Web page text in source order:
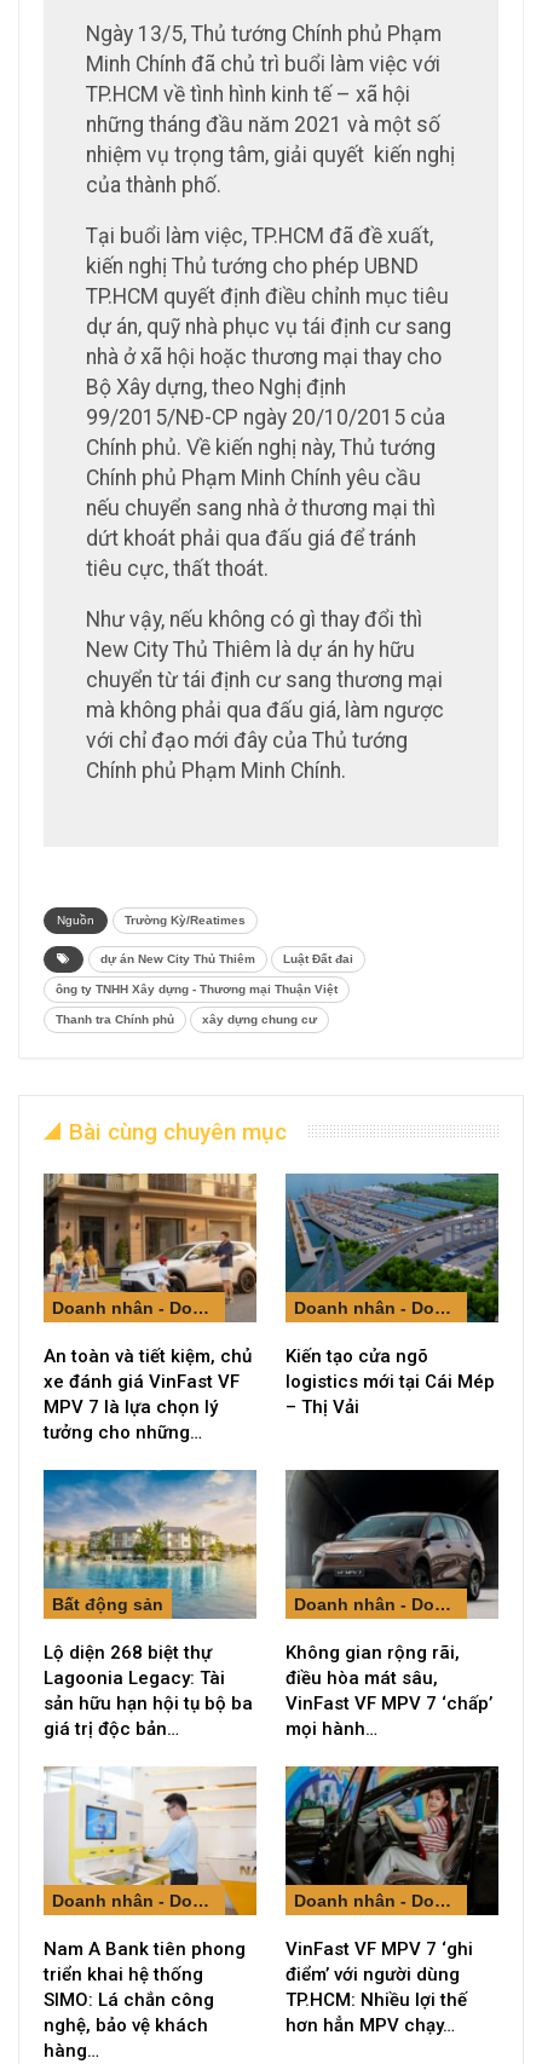
Ngày 13/5, Thủ tướng Chính phủ Phạm
Minh Chính đã chủ trì buổi làm việc với
TP.HCM về tình hình kinh tế – xã hội
những tháng đầu năm 2021 và một số
nhiệm vụ trọng tâm, giải quyết kiến nghị
của thành phố.
Tại buổi làm việc, TP.HCM đã đề xuất,
kiến nghị Thủ tướng cho phép UBND
TP.HCM quyết định điều chỉnh mục tiêu
dự án, quỹ nhà phục vụ tái định cư sang
nhà ở xã hội hoặc thương mại thay cho
Bộ Xây dựng, theo Nghị định
99/2015/NĐ-CP ngày 20/10/2015 của
Chính phủ. Về kiến nghị này, Thủ tướng
Chính phủ Phạm Minh Chính yêu cầu
nếu chuyển sang nhà ở thương mại thì
dứt khoát phải qua đấu giá để tránh
tiêu cực, thất thoát.
Như vậy, nếu không có gì thay đổi thì
New City Thủ Thiêm là dự án hy hữu
chuyển từ tái định cư sang thương mại
mà không phải qua đấu giá, làm ngược
với chỉ đạo mới đây của Thủ tướng
Chính phủ Phạm Minh Chính.
Nguồn Trường Kỳ/Reatimes
dự án New City Thủ Thiêm Luật Đất đai
ông ty TNHH Xây dựng - Thương mại Thuận Việt
Thanh tra Chính phủ xây dựng chung cư
Bài cùng chuyên mục
Doanh nhân - Doanh nghiệp
An toàn và tiết kiệm, chủ
xe đánh giá VinFast VF
MPV 7 là lựa chọn lý
tưởng cho những…
Doanh nhân - Doanh nghiệp
Kiến tạo cửa ngõ
logistics mới tại Cái Mép
– Thị Vải
Bất động sản
Lộ diện 268 biệt thự
Lagoonia Legacy: Tài
sản hữu hạn hội tụ bộ ba
giá trị độc bản…
Doanh nhân - Doanh nghiệp
Không gian rộng rãi,
điều hòa mát sâu,
VinFast VF MPV 7 ‘chấp’
mọi hành…
Doanh nhân - Doanh nghiệp
Nam A Bank tiên phong
triển khai hệ thống
SIMO: Lá chắn công
nghệ, bảo vệ khách
hàng…
Doanh nhân - Doanh nghiệp
VinFast VF MPV 7 ‘ghi
điểm’ với người dùng
TP.HCM: Nhiều lợi thế
hơn hẳn MPV chạy…